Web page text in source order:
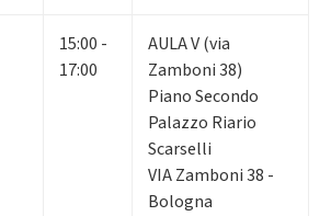
15:00 -
17:00
AULA V (via
Zamboni 38)
Piano Secondo
Palazzo Riario
Scarselli
VIA Zamboni 38 -
Bologna